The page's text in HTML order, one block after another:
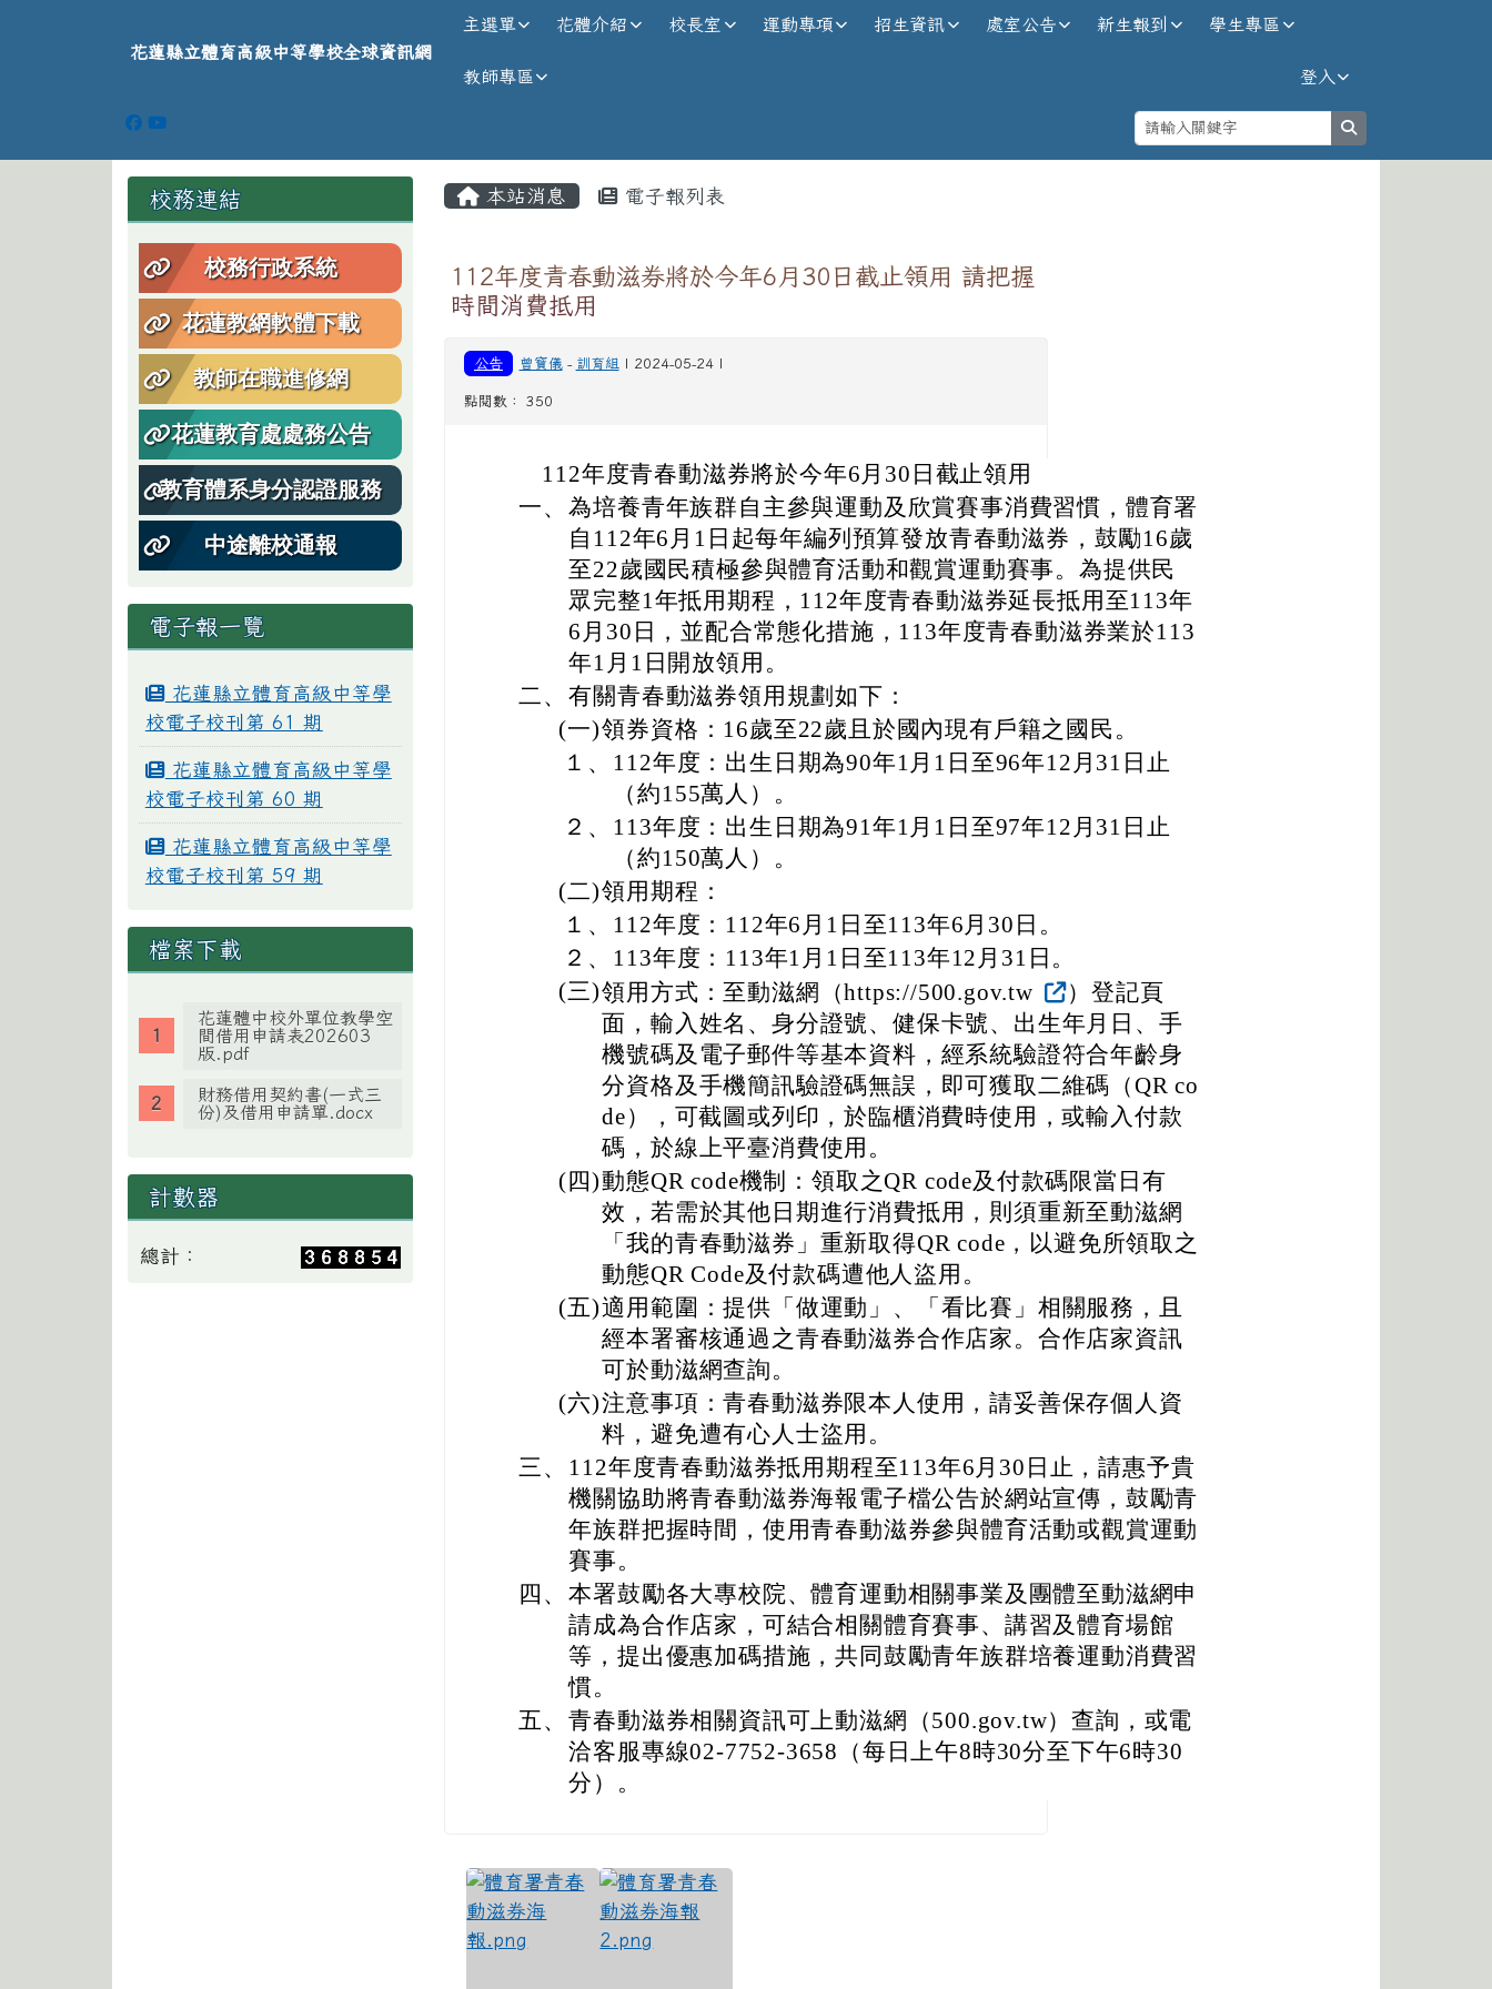
花蓮縣立體育高級中等學校全球資訊網
花蓮縣立體育高級中等學校全球資訊網
主選單 花體介紹 校長室 運動專項 招生資訊 處室公告 新生報到 學生專區
教師專區 登入
左邊區域內容
校務連結
校務行政系統
花蓮教網軟體下載
教師在職進修網
花蓮教育處處務公告
教育體系身分認證服務
中途離校通報
電子報一覽
花蓮縣立體育高級中等學
校電子校刊第 61 期
花蓮縣立體育高級中等學
校電子校刊第 60 期
花蓮縣立體育高級中等學
校電子校刊第 59 期
檔案下載
花蓮體中校外單位教學空
間借用申請表202603
版.pdf
財務借用契約書(一式三
份)及借用申請單.docx
計數器
總計：
主內容區域
本站消息 電子報列表
112年度青春動滋券將於今年6月30日截止領用 請把握
時間消費抵用
公告 曾寶儀- 訓育組 | 2024-05-24 |
點閱數： 350
112年度青春動滋券將於今年6月30日截止領用
一、 為培養青年族群自主參與運動及欣賞賽事消費習慣，體育署
自112年6月1日起每年編列預算發放青春動滋券，鼓勵16歲
至22歲國民積極參與體育活動和觀賞運動賽事。為提供民
眾完整1年抵用期程，112年度青春動滋券延長抵用至113年
6月30日，並配合常態化措施，113年度青春動滋券業於113
年1月1日開放領用。
二、 有關青春動滋券領用規劃如下：
(一)領券資格：16歲至22歲且於國內現有戶籍之國民。
１、
112年度：出生日期為90年1月1日至96年12月31日止
（約155萬人）。
２、
113年度：出生日期為91年1月1日至97年12月31日止
（約150萬人）。
(二)領用期程：
１、
112年度：112年6月1日至113年6月30日。
２、
113年度：113年1月1日至113年12月31日。
(三)領用方式：至動滋網（https://500.gov.tw
）登記頁
面，輸入姓名、身分證號、健保卡號、出生年月日、手
機號碼及電子郵件等基本資料，經系統驗證符合年齡身
分資格及手機簡訊驗證碼無誤，即可獲取二維碼（QR co
de），可截圖或列印，於臨櫃消費時使用，或輸入付款
碼，於線上平臺消費使用。
(四)動態QR code機制：領取之QR code及付款碼限當日有
效，若需於其他日期進行消費抵用，則須重新至動滋網
「我的青春動滋券」重新取得QR code，以避免所領取之
動態QR Code及付款碼遭他人盜用。
(五)適用範圍：提供「做運動」、「看比賽」相關服務，且
經本署審核通過之青春動滋券合作店家。合作店家資訊
可於動滋網查詢。
(六)注意事項：青春動滋券限本人使用，請妥善保存個人資
料，避免遭有心人士盜用。
三、
112年度青春動滋券抵用期程至113年6月30日止，請惠予貴
機關協助將青春動滋券海報電子檔公告於網站宣傳，鼓勵青
年族群把握時間，使用青春動滋券參與體育活動或觀賞運動
賽事。
四、 本署鼓勵各大專校院、體育運動相關事業及團體至動滋網申
請成為合作店家，可結合相關體育賽事、講習及體育場館
等，提出優惠加碼措施，共同鼓勵青年族群培養運動消費習
慣。
五、 青春動滋券相關資訊可上動滋網（500.gov.tw）查詢，或電
洽客服專線02-7752-3658（每日上午8時30分至下午6時30
分）。
頁尾區域